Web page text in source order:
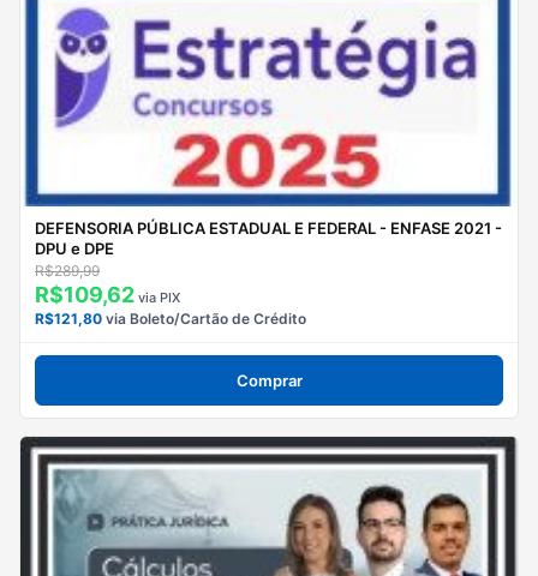
DEFENSORIA PÚBLICA ESTADUAL E FEDERAL - ENFASE 2021 -
DPU e DPE
R$289,99
R$109,62 via PIX
R$121,80 via Boleto/Cartão de Crédito
Comprar